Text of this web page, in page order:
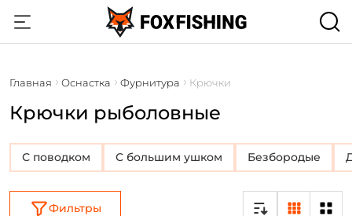
Главная Оснастка Фурнитура Крючки
Крючки рыболовные
с поводком с большим ушком безбородые
Фильтры